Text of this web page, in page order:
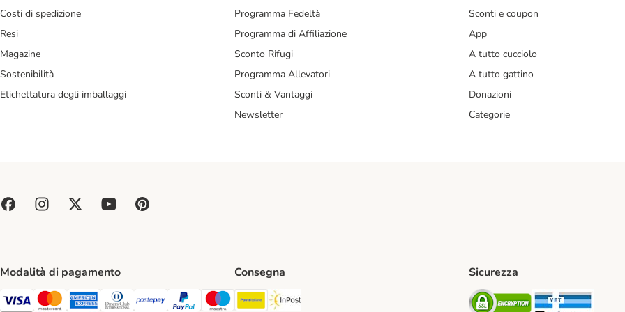
Costi di spedizione
Resi
Magazine
Sostenibilità
Etichettatura degli imballaggi
Programma Fedeltà
Programma di Affiliazione
Sconto Rifugi
Programma Allevatori
Sconti & Vantaggi
Newsletter
Sconti e coupon
App
A tutto cucciolo
A tutto gattino
Donazioni
Categorie
Modalità di pagamento
Paga con Visa. Payment Method
Paga con Mastercard. Payment Method
Paga con American Express. Payment Method
Paga con Diners Club. Payment Method
Paga con Postepay. Payment Method
Paga con PayPal. Payment Method
Paga con Maestro. Payment Method
Consegna
Poste Italiane. Shipping Method
Sicurezza
Security